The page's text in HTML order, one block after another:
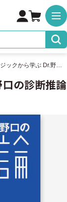
ケースとロジックから学ぶ Dr.野口の診断推論 症例帖
の診断推論